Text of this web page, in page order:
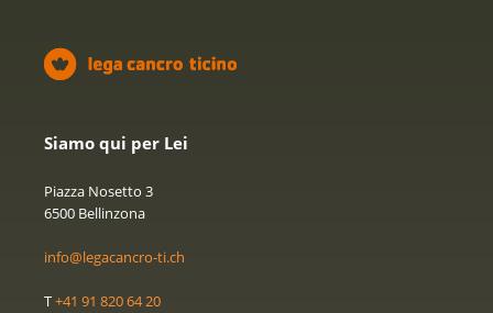
Siamo qui per Lei
Piazza Nosetto 3
6500 Bellinzona
info@legacancro-ti.ch
T+41 91 820 64 20